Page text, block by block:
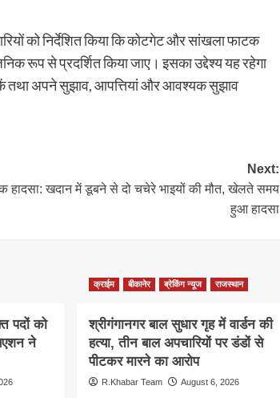
को निर्देशित किया कि कोटगेट और सांखला फाटक
रूप से प्रदर्शित किया जाए। इसका उद्देश्य यह रहेगा
तथा अपने सुझाव, आपत्तियां और आवश्यक सुझाव
Next:
हादसा: खदान में डूबने से दो चचेरे भाइयों की मौत, खेलते समय
हुआ हादसा
पदों को
ने
क्राईम बीकानेर ब्रेकिंग न्यूज राजस्थान
श्रीगंगानगर बाल सुधार गृह में वार्डन की
हत्या, तीन बाल अपचारियों पर डंडों से
पीटकर मारने का आरोप
R.Khabar Team August 6, 2026